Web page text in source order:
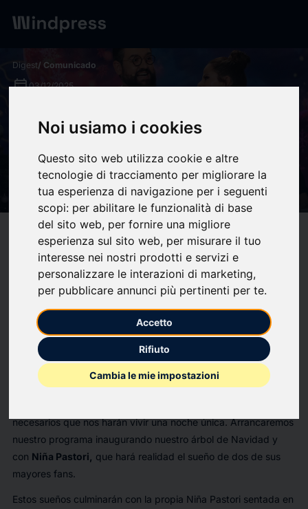
Noi usiamo i cookies
Questo sito web utilizza cookie e altre
tecnologie di tracciamento per migliorare la
tua esperienza di navigazione per i seguenti
scopi: per abilitare le funzionalità di base
del sito web, per fornire una migliore
esperienza sul sito web, per misurare il tuo
interesse nei nostri prodotti e servizi e
personalizzare le interazioni di marketing,
per pubblicare annunci più pertinenti per te.
Accetto
Rifiuto
Cambia le mie impostazioni
Digest/ Comunicado
calendar_today03/12/2025
La Navidad llega a “No dejes
Pastori y Antoñito Molina - 16
ESCALONES PRODUCCIONES
Compatibilidad
Ahorrar(0)bookmark_borderupload Compartir
Este sábado 6 de diciembre estrenamos mes con una nueva gala que
será difícil de olvidar. Una noche llena de emoción de la mano de
Manu Sánchez y Pastora Soler, que contarán con la visita de
Modesto Barragán y Manolo Casal, entre otros invitados.
prime time
del sábado en Canal Sur vamos a tener un
programa de lo más variado. Grandes sueños, buena música y
necesarios que nos harán vivir una noche única. Arrancaremos
nuestro programa inaugurando nuestro árbol de Navidad y
con Niña Pastori,
que hará realidad el sueño de dos de sus
mayores fans.
Estos sueños culminarán con la propia Niña Pastori sentada en